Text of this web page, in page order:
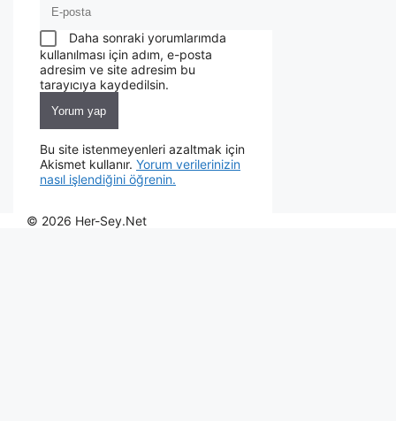
Daha sonraki yorumlarımda
kullanılması için adım, e-posta
adresim ve site adresim bu
tarayıcıya kaydedilsin.
Bu site istenmeyenleri azaltmak için
Akismet kullanır. Yorum verilerinizin
nasıl işlendiğini öğrenin.
© 2026 Her-Sey.Net